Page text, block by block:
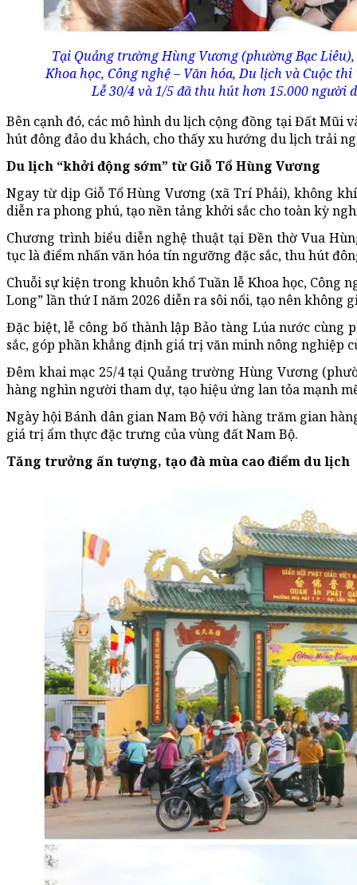
Tại Quảng trường Hùng Vương (phường Bạc
Khoa học, Công nghệ – Văn hóa, Du lịch và Cuộc
Lễ 30/4 và 1/5 đã thu hút hơn 15.000 người
Bên cạnh đó, các mô hình du lịch cộng đồng tại Đất Mũi
hút đông đảo du khách, cho thấy xu hướng du lịch trải
Du lịch “khởi động sớm” từ Giỗ Tổ Hùng Vương
Ngay từ dịp Giỗ Tổ Hùng Vương (xã Trí Phải), không
diễn ra phong phú, tạo nền tảng khởi sắc cho toàn kỳ
Chương trình biểu diễn nghệ thuật tại Đền thờ Vua
tục là điểm nhấn văn hóa tín ngưỡng đặc sắc, thu hút
Chuỗi sự kiện trong khuôn khổ Tuần lễ Khoa học, Công
Long” lần thứ I năm 2026 diễn ra sôi nổi, tạo nên không
Đặc biệt, lễ công bố thành lập Bảo tàng Lúa nước
sắc, góp phần khẳng định giá trị văn minh nông nghiệp
Đêm khai mạc 25/4 tại Quảng trường Hùng Vương
hàng nghìn người tham dự, tạo hiệu ứng lan tỏa mạnh
Ngày hội Bánh dân gian Nam Bộ với hàng trăm gian
giá trị ẩm thực đặc trưng của vùng đất Nam Bộ.
Tăng trưởng ấn tượng, tạo đà mùa cao điểm du lịch